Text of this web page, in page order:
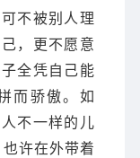
不被别人理
，更不愿意
全凭自己能
而骄傲。如
不一样的儿
许在外带着